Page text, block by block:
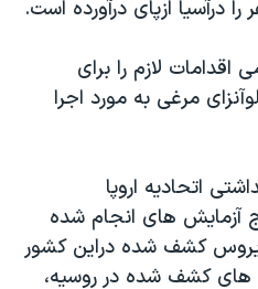
درآسيا ازپای درآورده است.
اقدامات لازم را برای
مرغی به مورد اجرا
اتحاديه اروپا
آزمايش های انجام شده
کشف شده دراين کشور
های کشف شده در روسيه،